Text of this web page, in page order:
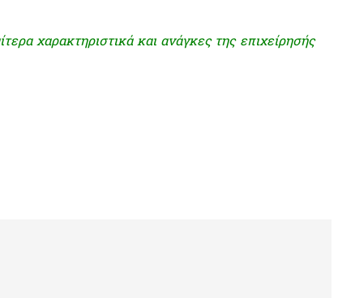
χαρακτηριστικά και ανάγκες της επιχείρησής